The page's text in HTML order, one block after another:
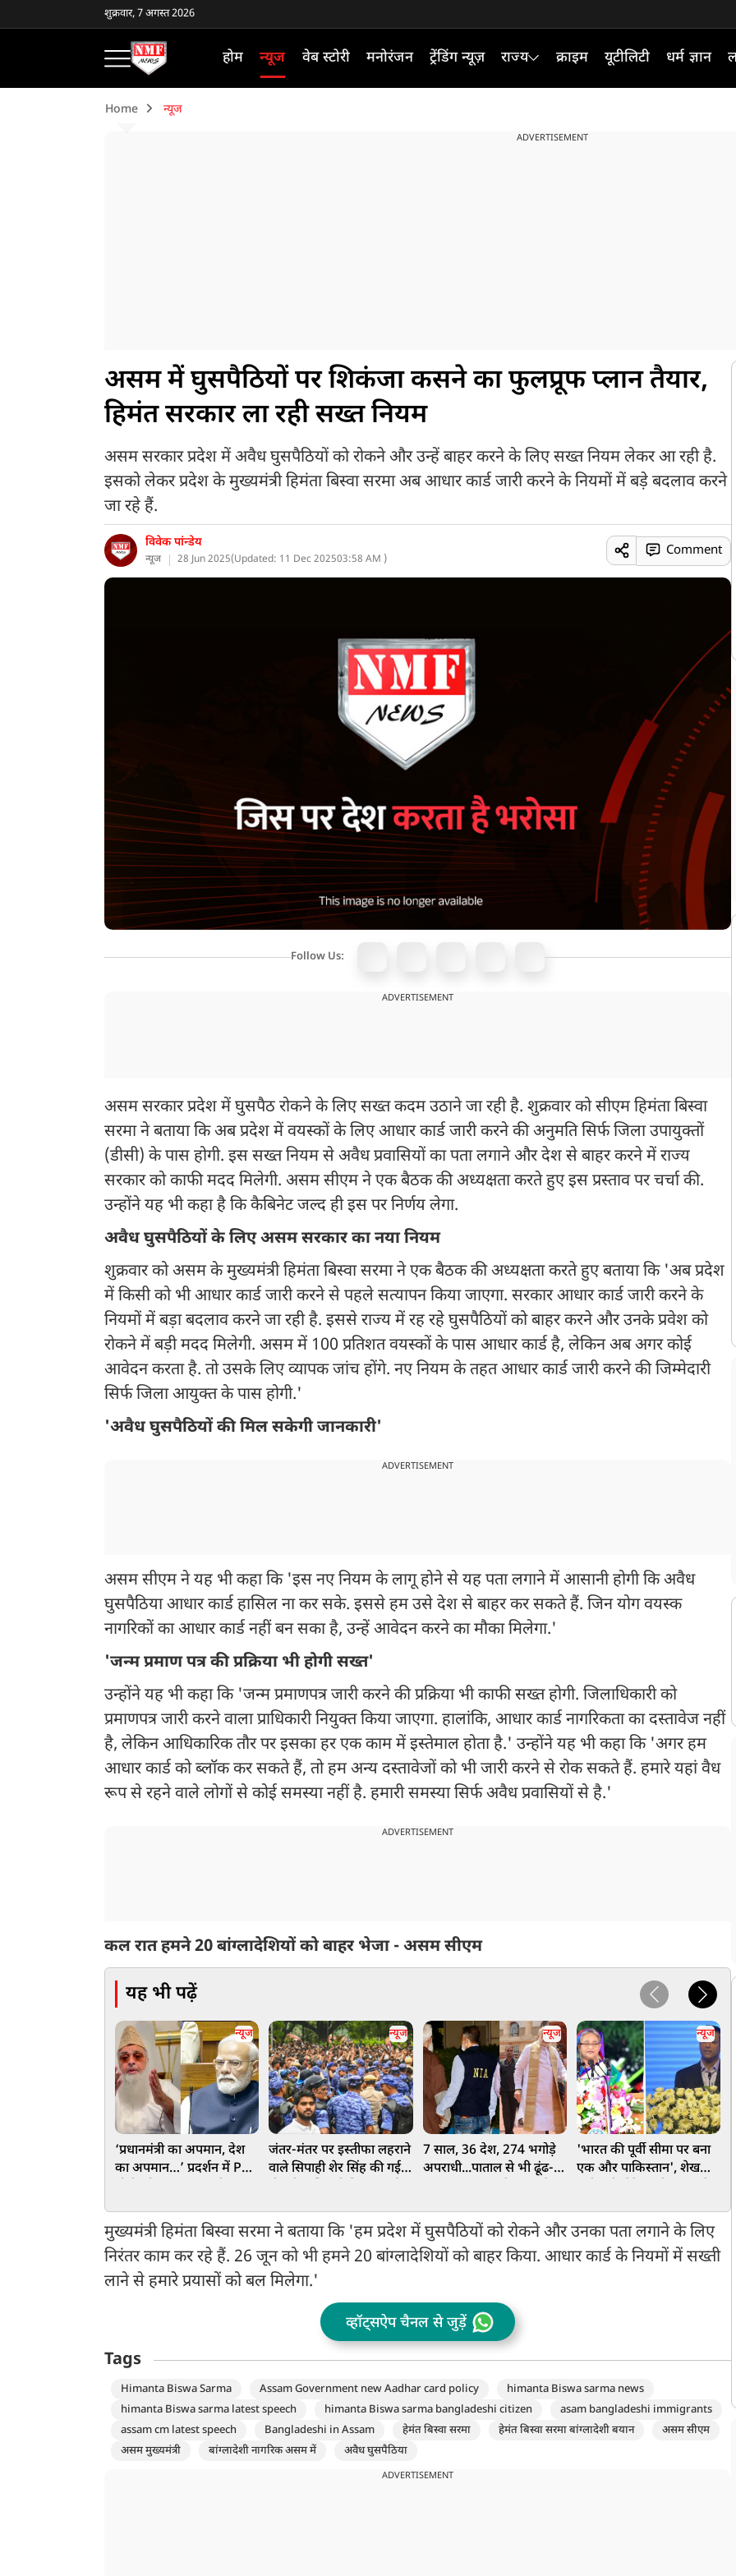
शुक्रवार, 7 अगस्त 2026
होम न्यूज वेब स्टोरी मनोरंजन ट्रेंडिंग न्यूज़ राज्य क्राइम यूटीलिटी धर्म ज्ञान
Home न्यूज
ADVERTISEMENT
असम में घुसपैठियों पर शिकंजा कसने का फुलप्रूफ प्लान तैयार,
हिमंत सरकार ला रही सख्त नियम
असम सरकार प्रदेश में अवैध घुसपैठियों को रोकने और उन्हें बाहर करने के लिए सख्त नियम लेकर आ रही है.
इसको लेकर प्रदेश के मुख्यमंत्री हिमंता बिस्वा सरमा अब आधार कार्ड जारी करने के नियमों में बड़े बदलाव करने
जा रहे हैं.
विवेक पांन्डेय
न्यूज 28 Jun 2025(Updated: 11 Dec 202503:58 AM )
Comment
Follow Us:
ADVERTISEMENT
असम सरकार प्रदेश में घुसपैठ रोकने के लिए सख्त कदम उठाने जा रही है. शुक्रवार को सीएम हिमंता बिस्वा
सरमा ने बताया कि अब प्रदेश में वयस्कों के लिए आधार कार्ड जारी करने की अनुमति सिर्फ जिला उपायुक्तों
(डीसी) के पास होगी. इस सख्त नियम से अवैध प्रवासियों का पता लगाने और देश से बाहर करने में राज्य
सरकार को काफी मदद मिलेगी. असम सीएम ने एक बैठक की अध्यक्षता करते हुए इस प्रस्ताव पर चर्चा की.
उन्होंने यह भी कहा है कि कैबिनेट जल्द ही इस पर निर्णय लेगा.
अवैध घुसपैठियों के लिए असम सरकार का नया नियम
शुक्रवार को असम के मुख्यमंत्री हिमंता बिस्वा सरमा ने एक बैठक की अध्यक्षता करते हुए बताया कि 'अब प्रदेश
में किसी को भी आधार कार्ड जारी करने से पहले सत्यापन किया जाएगा. सरकार आधार कार्ड जारी करने के
नियमों में बड़ा बदलाव करने जा रही है. इससे राज्य में रह रहे घुसपैठियों को बाहर करने और उनके प्रवेश को
रोकने में बड़ी मदद मिलेगी. असम में 100 प्रतिशत वयस्कों के पास आधार कार्ड है, लेकिन अब अगर कोई
आवेदन करता है. तो उसके लिए व्यापक जांच होंगे. नए नियम के तहत आधार कार्ड जारी करने की जिम्मेदारी
सिर्फ जिला आयुक्त के पास होगी.'
'अवैध घुसपैठियों की मिल सकेगी जानकारी'
ADVERTISEMENT
असम सीएम ने यह भी कहा कि 'इस नए नियम के लागू होने से यह पता लगाने में आसानी होगी कि अवैध
घुसपैठिया आधार कार्ड हासिल ना कर सके. इससे हम उसे देश से बाहर कर सकते हैं. जिन योग वयस्क
नागरिकों का आधार कार्ड नहीं बन सका है, उन्हें आवेदन करने का मौका मिलेगा.'
'जन्म प्रमाण पत्र की प्रक्रिया भी होगी सख्त'
उन्होंने यह भी कहा कि 'जन्म प्रमाणपत्र जारी करने की प्रक्रिया भी काफी सख्त होगी. जिलाधिकारी को
प्रमाणपत्र जारी करने वाला प्राधिकारी नियुक्त किया जाएगा. हालांकि, आधार कार्ड नागरिकता का दस्तावेज नहीं
है, लेकिन आधिकारिक तौर पर इसका हर एक काम में इस्तेमाल होता है.' उन्होंने यह भी कहा कि 'अगर हम
आधार कार्ड को ब्लॉक कर सकते हैं, तो हम अन्य दस्तावेजों को भी जारी करने से रोक सकते हैं. हमारे यहां वैध
रूप से रहने वाले लोगों से कोई समस्या नहीं है. हमारी समस्या सिर्फ अवैध प्रवासियों से है.'
ADVERTISEMENT
कल रात हमने 20 बांग्लादेशियों को बाहर भेजा - असम सीएम
यह भी पढ़ें
न्यूज
‘प्रधानमंत्री का अपमान, देश
का अपमान…’ प्रदर्शन में PM
नसीहत
न्यूज
जंतर-मंतर पर इस्तीफा लहराने
वाले सिपाही शेर सिंह की गई
न्यूज
7 साल, 36 देश, 274 भगोड़े
अपराधी...पाताल से भी ढूंढ-
संपत्ति भी जब्त
न्यूज
'भारत की पूर्वी सीमा पर बना
एक और पाकिस्तान', शेख
कहा
मुख्यमंत्री हिमंता बिस्वा सरमा ने बताया कि 'हम प्रदेश में घुसपैठियों को रोकने और उनका पता लगाने के लिए
निरंतर काम कर रहे हैं. 26 जून को भी हमने 20 बांग्लादेशियों को बाहर किया. आधार कार्ड के नियमों में सख्ती
लाने से हमारे प्रयासों को बल मिलेगा.'
व्हॉट्सऐप चैनल से जुड़ें
Tags
Himanta Biswa Sarma Assam Government new Aadhar card policy
himanta Biswa sarma news
himanta Biswa sarma latest speech
himanta Biswa sarma bangladeshi citizen
asam bangladeshi immigrants
assam cm latest speech
Bangladeshi in Assam हेमंत बिस्वा सरमा हेमंत बिस्वा सरमा बांग्लादेशी बयान
असम सीएम
असम मुख्यमंत्री
बांग्लादेशी नागरिक असम में अवैध घुसपैठिया
ADVERTISEMENT